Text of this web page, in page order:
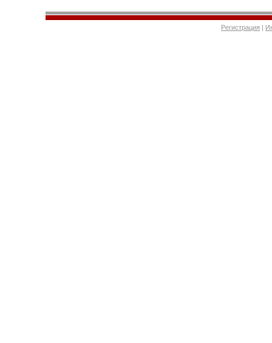
Регистрация |